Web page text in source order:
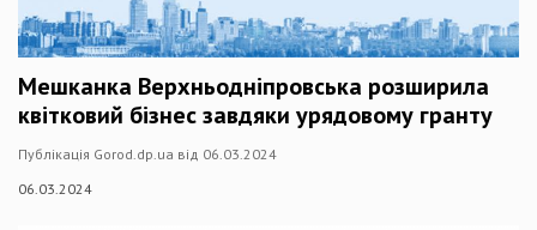
Мешканка Верхньодніпровська розширила
квітковий бізнес завдяки урядовому гранту
Публікація Gorod.dp.ua від 06.03.2024
06.03.2024